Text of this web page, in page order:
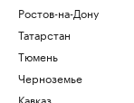
Ростов-на-Дону
Татарстан
Тюмень
Черноземье
Кавказ